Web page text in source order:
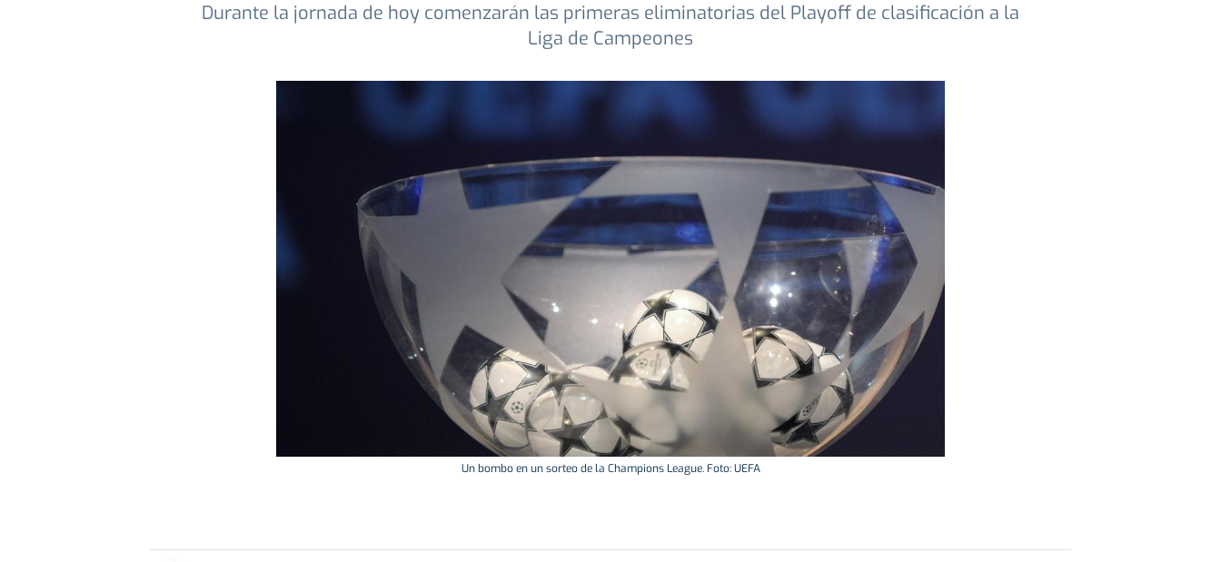
Durante la jornada de hoy comenzarán las primeras eliminatorias del Playoff de clasificación a la
Liga de Campeones
Un bombo en un sorteo de la Champions League. Foto: UEFA